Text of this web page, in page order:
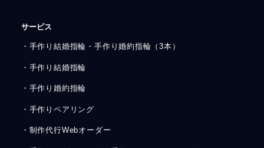
サービス
・手作り結婚指輪・手作り婚約指輪（3本）
・手作り結婚指輪
・手作り婚約指輪
・手作りペアリング
・制作代行Webオーダー